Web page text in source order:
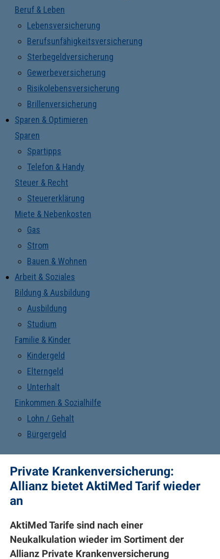
Beruf & Leben
Lebensversicherung
Berufsunfähigkeitsversicherung
Sterbegeldversicherung
Gewerbeversicherung
Risikolebensversicherung
Brillenversicherung
Sparen & Optimieren
Sparen
Spartipps
Telefon & Handy
Steuer & Recht
Steuererklärung
Miete & Nebenkosten
Gas
Strom
Bauen & Wohnen
Arbeit & Soziales
Bildung & Ausbildung
Ausbildung
Studium
Familie & Kinder
Kindergeld
Elterngeld
Unterhalt
Einkommen & Sozialhilfe
Lohn / Gehalt
Bürgergeld
Private Krankenversicherung:
Allianz bietet AktiMed Tarif wieder
an
AktiMed Tarife sind nach einer
Neukalkulation wieder im Sortiment der
Allianz Private Krankenversicherung